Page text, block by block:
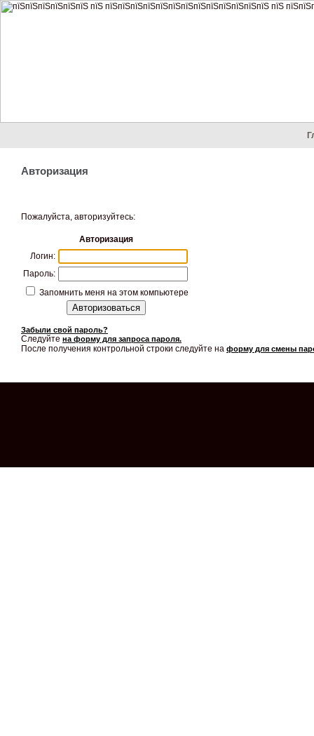
Авторизация
Пожалуйста, авторизуйтесь:
Авторизация
Логин:
Пароль:
Запомнить меня на этом компьютере
Забыли свой пароль?
Следуйте на форму для запроса пароля.
После получения контрольной строки следуйте на форму для смены